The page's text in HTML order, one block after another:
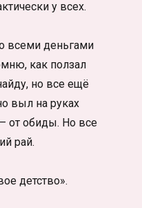
у всех.
всеми деньгами
как ползал
но все ещё
выл на руках
от обиды. Но все
рай.
детство».
детство и как я